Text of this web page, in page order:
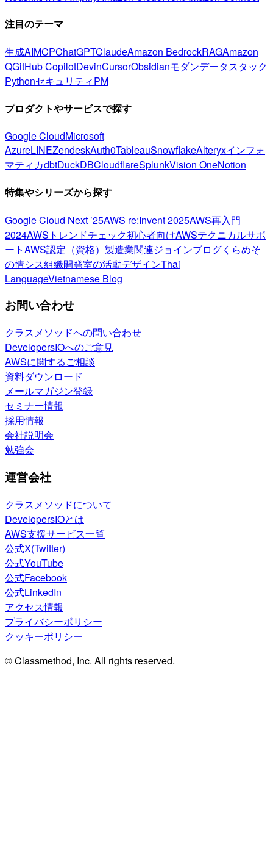
注目のテーマ
生成AIMCPChatGPTClaudeAmazon BedrockRAGAmazon
QGitHub CopilotDevinCursorObsidianモダンデータスタック
PythonセキュリティPM
プロダクトやサービスで探す
Google CloudMicrosoft
AzureLINEZendeskAuth0TableauSnowflakeAlteryxインフォ
マティカdbtDuckDBCloudflareSplunkVision OneNotion
特集やシリーズから探す
Google Cloud Next ’25AWS re:Invent 2025AWS再入門
2024AWSトレンドチェック初心者向けAWSテクニカルサポ
ートAWS認定（資格） 製造業関連ジョインブログくらめそ
の情シス組織開発室の活動デザインThai
LanguageVietnamese Blog
お問い合わせ
クラスメソッドへの問い合わせ
DevelopersIOへのご意見
AWSに関するご相談
資料ダウンロード
メールマガジン登録
セミナー情報
採用情報
会社説明会
勉強会
運営会社
クラスメソッドについて
DevelopersIOとは
AWS支援サービス一覧
公式X(Twitter)
公式YouTube
公式Facebook
公式LinkedIn
アクセス情報
プライバシーポリシー
クッキーポリシー
© Classmethod, Inc. All rights reserved.